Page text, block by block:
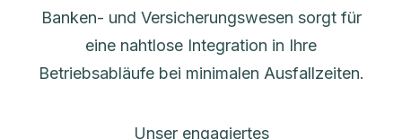
Banken- und Versicherungswesen sorgt für
eine nahtlose Integration in Ihre
Betriebsabläufe bei minimalen Ausfallzeiten.
Unser engagiertes